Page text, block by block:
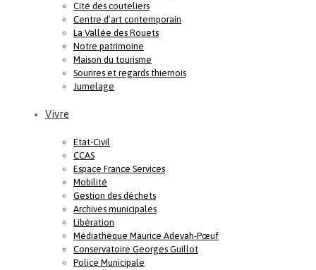
Cité des couteliers
Centre d’art contemporain
La Vallée des Rouets
Notre patrimoine
Maison du tourisme
Sourires et regards thiernois
Jumelage
Vivre
Etat-Civil
CCAS
Espace France Services
Mobilité
Gestion des déchets
Archives municipales
Libération
Médiathèque Maurice Adevah-Pœuf
Conservatoire Georges Guillot
Police Municipale